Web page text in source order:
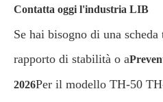
Contatta oggi l'industria LIB
Se hai bisogno di una
rapporto di stabilità o a
2026Per il modello TH-50